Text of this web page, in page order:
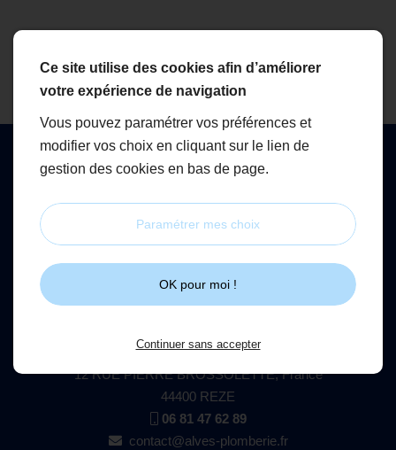
ALVES PLOMBERIE
12 RUE PIERRE BROSSOLETTE, France
44400 REZE
06 81 47 62 89
contact@alves-plomberie.fr
Ce site utilise des cookies afin d’améliorer
votre expérience de navigation
Vous pouvez paramétrer vos préférences et
modifier vos choix en cliquant sur le lien de
gestion des cookies en bas de page.
Paramétrer mes choix
OK pour moi !
Continuer sans accepter